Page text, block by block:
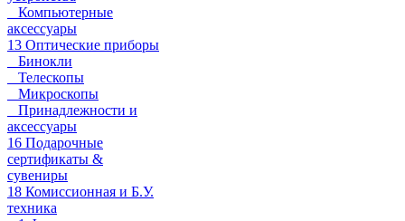
Компьютерные
аксессуары
13 Оптические приборы
Бинокли
Телескопы
Микроскопы
Принадлежности и
аксессуары
16 Подарочные
сертификаты &
сувениры
18 Комиссионная и Б.У.
техника